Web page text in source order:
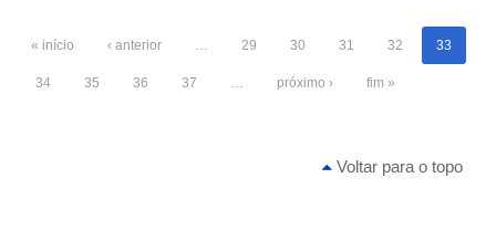
« início ‹ anterior … 29 30 31 32 33
34 35 36 37 … próximo › fim »
Voltar para o topo